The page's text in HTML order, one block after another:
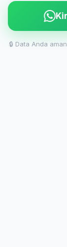
🔒 Data Anda